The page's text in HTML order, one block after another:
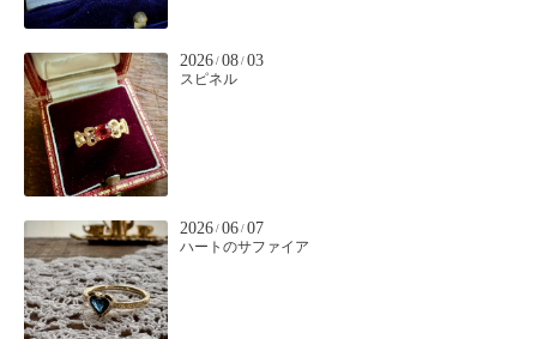
2026 / 08 / 03
スピネル
2026 / 06 / 07
ハートのサファイア